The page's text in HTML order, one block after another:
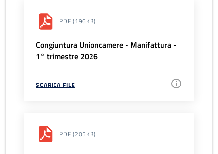
PDF (196KB)
Congiuntura Unioncamere - Manifattura -
1° trimestre 2026
SCARICA FILE
PDF (205KB)